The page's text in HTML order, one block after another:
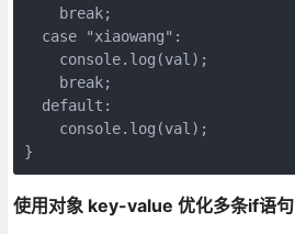
    break;
  case "xiaowang":
    console.log(val);
    break;
  default:
    console.log(val);
}
使用对象 key-value 优化多条if语句